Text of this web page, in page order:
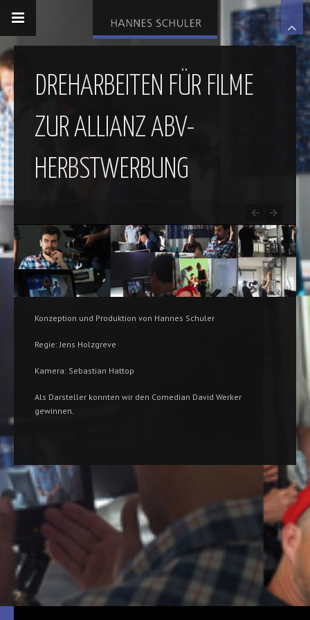
DREHARBEITEN FÜR FILME
ZUR ALLIANZ ABV-
HERBSTWERBUNG
Konzeption und Produktion von Hannes Schuler
Regie: Jens Holzgreve
Kamera: Sebastian Hattop
Als Darsteller konnten wir den Comedian David Werker
gewinnen.